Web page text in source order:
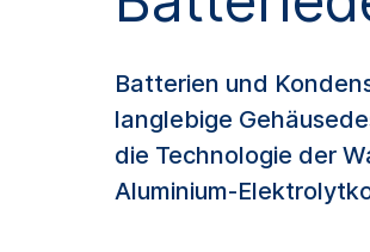
Batterien und
langlebige
die Technologie der
Aluminium-